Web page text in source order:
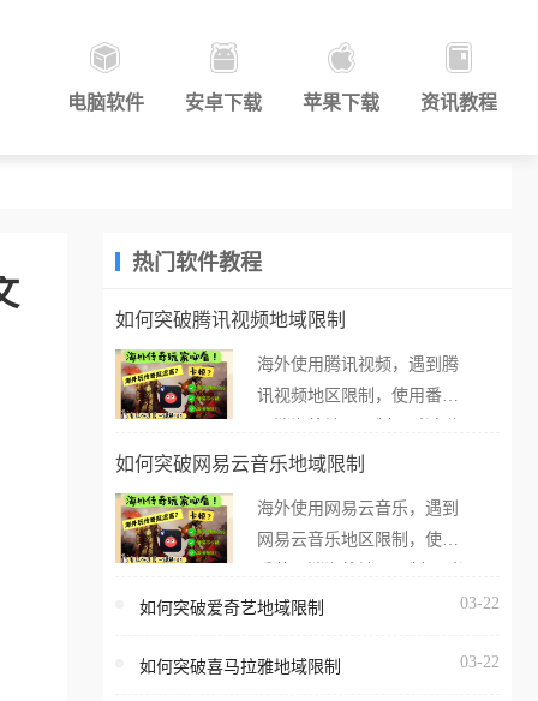
电脑软件 安卓下载 苹果下载 资讯教程
热门软件教程
如何突破腾讯视频地域限制
海外使用腾讯视频，遇到腾
讯视频地区限制，使用番茄
外打开腾讯视频，却突然弹
地区无法播放”的提示语。
海外用户如香港、澳门、台
亚、欧洲等国家和地区时，
台一样，出现地区及版权限
如何突破网易云音乐地域限制
海外使用网易云音乐，遇到
网易云音乐地区限制，使用
在海外打开网易云音乐，却
所在的地区无法播放”的提示
如何突破爱奇艺地域限制 03-22
如何突破喜马拉雅地域限制 03-22